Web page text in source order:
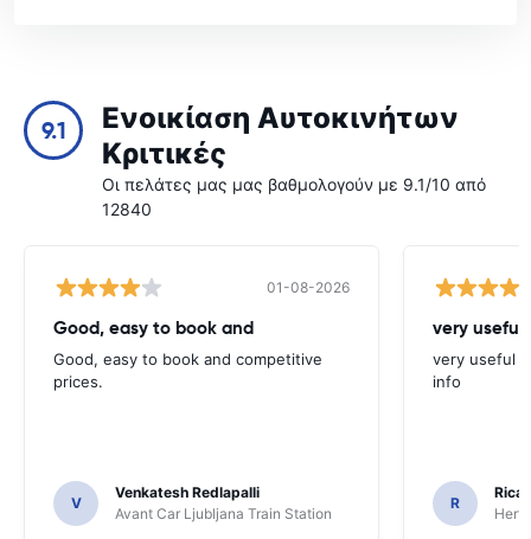
9.1
Ενοικίαση Αυτοκινήτων
Κριτικές
Οι πελάτες μας μας βαθμολογούν με 9.1/10 από
12840
01-08-2026
Good, easy to book and
Good, easy to book and competitive
prices.
V
Venkatesh Redlapalli
Avant Car Ljubljana Train Station
very useful
very useful
info
R